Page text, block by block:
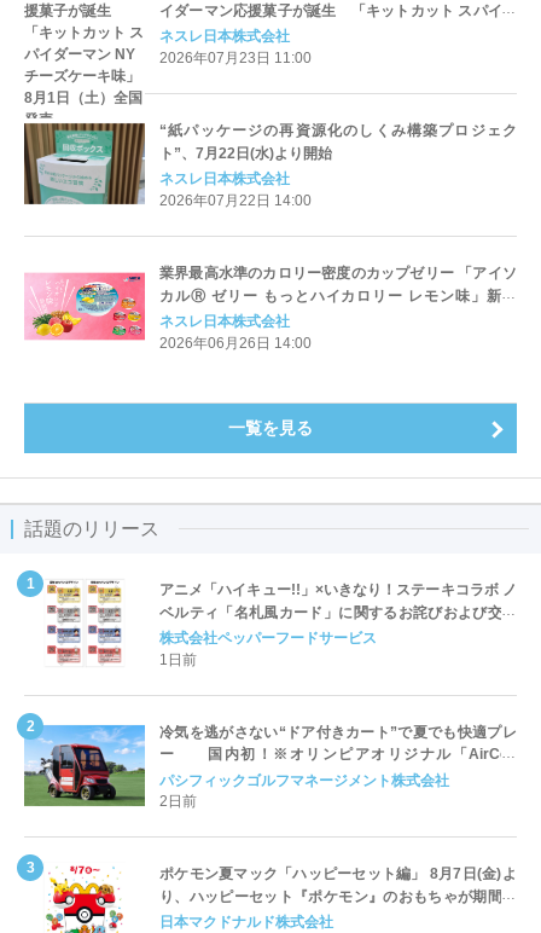
イダーマン応援菓子が誕生 「キットカット スパイダ
ーマン NYチーズケーキ味」8月1日（土）全国発売
ネスレ日本株式会社
2026年07月23日 11:00
“紙パッケージの再資源化のしくみ構築プロジェク
ト”、7月22日(水)より開始
ネスレ日本株式会社
2026年07月22日 14:00
業界最高水準のカロリー密度のカップゼリー 「アイソ
カルⓇ ゼリー もっとハイカロリー レモン味」新発
売！
ネスレ日本株式会社
2026年06月26日 14:00
一覧を見る
話題のリリース
アニメ「ハイキュー!!」×いきなり！ステーキコラボ ノ
ベルティ「名札風カード」に関するお詫びおよび交換
対応についてのご案内
株式会社ペッパーフードサービス
1日前
冷気を逃がさない“ドア付きカート”で夏でも快適プレ
ー 国内初！※オリンピアオリジナル「AirCon
Cart（エアコンカート）」導入 | ＰＧＭ
パシフィックゴルフマネージメント株式会社
2日前
ポケモン夏マック「ハッピーセット編」 8月7日(金)よ
り、ハッピーセット『ポケモン』のおもちゃが期間限
定登場
日本マクドナルド株式会社